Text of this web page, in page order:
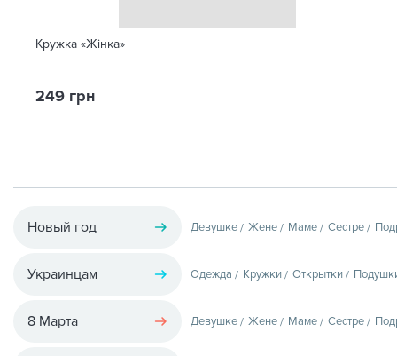
Кружка «Жінка»
249 грн
Новый год Девушке Жене Маме Сестре
Украинцам Одежда Кружки Открытки
8 Марта Девушке Жене Маме Сестре